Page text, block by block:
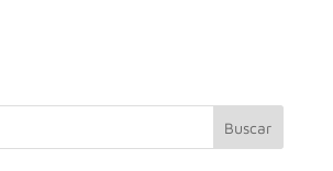
a A dI ar
Buscar